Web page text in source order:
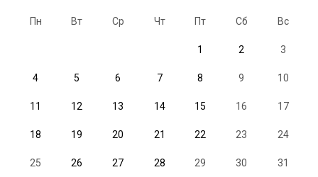
Пн Вт Ср Чт Пт Сб Вс
1 2 3
4 5 6 7 8 9 10
11 12 13 14 15 16 17
18 19 20 21 22 23 24
25 26 27 28 29 30
31